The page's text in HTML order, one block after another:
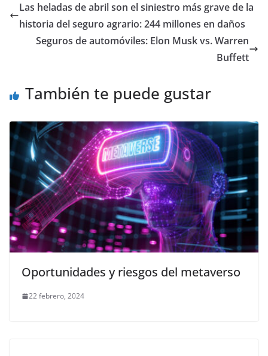
Las heladas de abril son el siniestro más grave de la
historia del seguro agrario: 244 millones en daños
Seguros de automóviles: Elon Musk vs. Warren
Buffett
También te puede gustar
Oportunidades y riesgos del metaverso
22 febrero, 2024